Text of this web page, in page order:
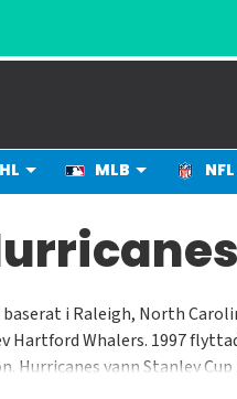
MLB NFL
baserat i Raleigh, North
Whalers. 1997
vann Stanley Cup